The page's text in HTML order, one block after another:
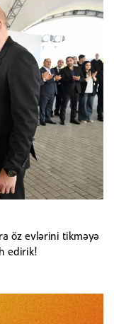
öz evlərini tikməyə
edirik!